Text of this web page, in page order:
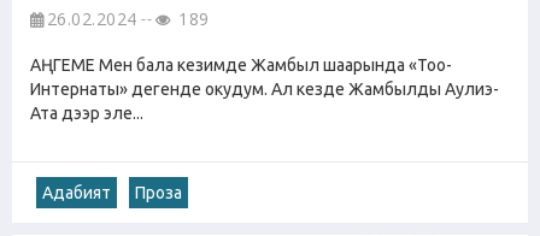
26.02.2024 189
АҢГЕМЕ Мен бала кезимде Жамбыл шаарында «Тоо-
Интернаты» дегенде окудум. Ал кезде Жамбылды Аулиэ-
Ата дээр эле...
Адабият Проза